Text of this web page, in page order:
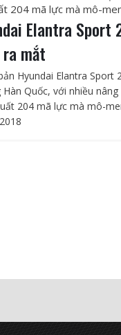
204 mã lực mà mô-
Elantra Sport
mắt
Hyundai Elantra
Quốc, với nhiều
204 mã lực mà mô-